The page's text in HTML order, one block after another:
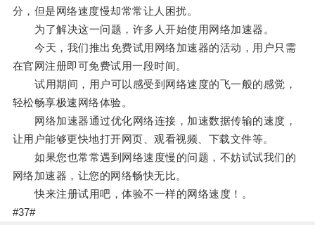
分，但是网络速度慢却常常让人困扰。
为了解决这一问题，许多人开始使用网络加速器。
今天，我们推出免费试用网络加速器的活动，用户只需
在官网注册即可免费试用一段时间。
试用期间，用户可以感受到网络速度的飞一般的感觉，
轻松畅享极速网络体验。
网络加速器通过优化网络连接，加速数据传输的速度，
让用户能够更快地打开网页、观看视频、下载文件等。
如果您也常常遇到网络速度慢的问题，不妨试试我们的
网络加速器，让您的网络畅快无比。
快来注册试用吧，体验不一样的网络速度！。
#37#